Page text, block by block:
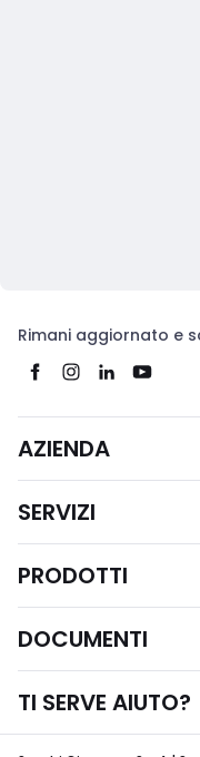
Rimani aggiornato e
AZIENDA
SERVIZI
PRODOTTI
DOCUMENTI
TI SERVE AIUTO?